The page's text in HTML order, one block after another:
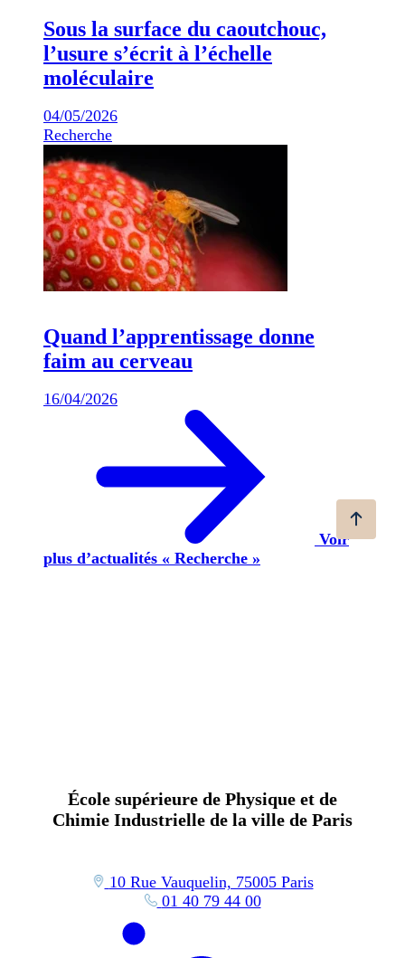
Sous la surface du caoutchouc,
l’usure s’écrit à l’échelle
moléculaire
04/05/2026
Recherche
Quand l’apprentissage donne
faim au cerveau
16/04/2026
Voir
plus d’actualités « Recherche »
École supérieure de Physique et de
Chimie Industrielle de la ville de Paris
10 Rue Vauquelin, 75005 Paris
01 40 79 44 00